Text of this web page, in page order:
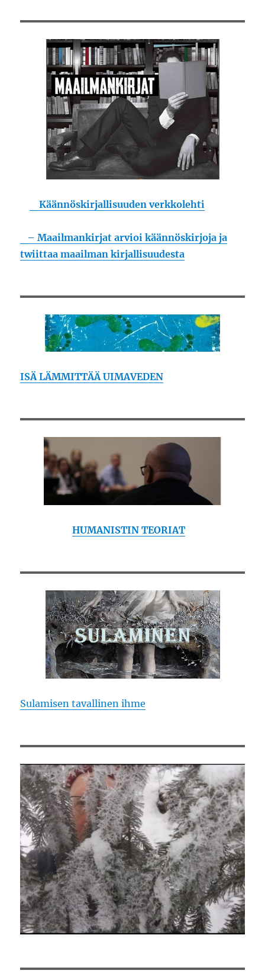
Käännöskirjallisuuden verkkolehti
– Maailmankirjat arvioi käännöskirjoja ja
twiittaa maailman kirjallisuudesta
ISÄ LÄMMITTÄÄ UIMAVEDEN
HUMANISTIN TEORIAT
Sulamisen tavallinen ihme